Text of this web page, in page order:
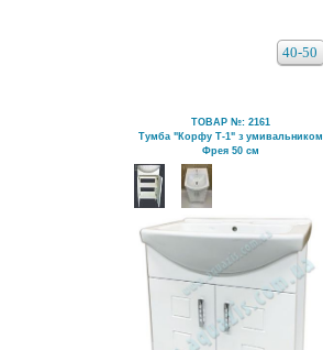
40-50
ТОВАР №: 2161
Тумба "Корфу Т-1" з умивальником
Фрея 50 см